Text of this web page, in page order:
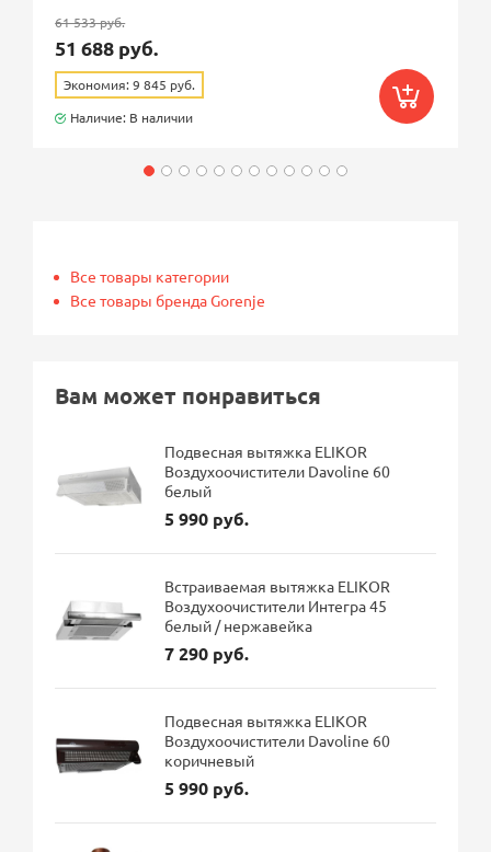
61 533 руб.
51 688 руб.
Экономия: 9 845 руб.
Наличие: В наличии
Все товары категории
Все товары бренда Gorenje
Вам может понравиться
Подвесная вытяжка ELIKOR
Воздухоочистители Davoline 60
белый
5 990 руб.
Встраиваемая вытяжка ELIKOR
Воздухоочистители Интегра 45
белый / нержавейка
7 290 руб.
Подвесная вытяжка ELIKOR
Воздухоочистители Davoline 60
коричневый
5 990 руб.